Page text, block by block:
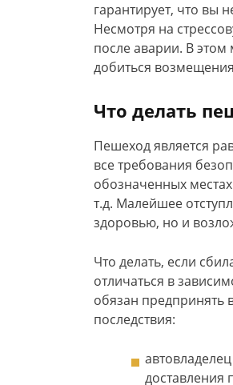
гарантирует, что вы
Несмотря на
после аварии. В этом
добиться
Что делать
Пешеход является
все требования
обозначенных
т.д. Малейшее
здоровью, но и
Что делать, если
отличаться в
обязан предпринять
последствия:
доставления